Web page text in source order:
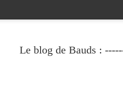
Le blog de Bauds :